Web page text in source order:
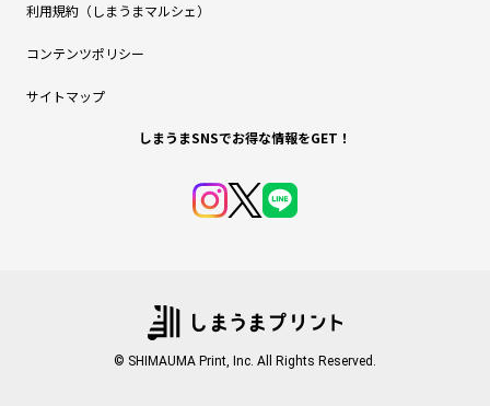
利用規約（しまうまマルシェ）
コンテンツポリシー
サイトマップ
しまうまSNSでお得な情報をGET！
© SHIMAUMA Print, Inc. All Rights Reserved.